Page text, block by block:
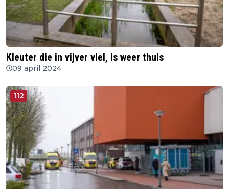
Kleuter die in vijver viel, is weer thuis
09 april 2024
112